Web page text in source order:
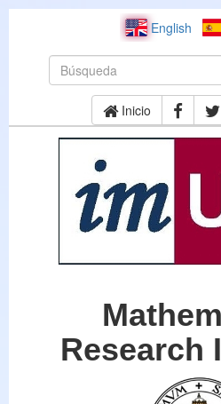
English
Inicio
Research